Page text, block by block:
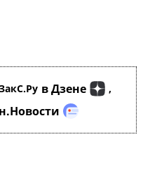
в Дзене ,